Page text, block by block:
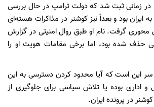
در زمانی ثبت شد که دولت ترامپ در حال بررسی
ایران بود و بعداً نیز کوشنر در مذاکرات هسته‌ای
گرفت. نام او طبق روال امنیتی در گزارش
حذف شده بود، اما برخی مقامات هویت او را
سر این است که آیا محدود کردن دسترسی به این
و اداری بوده یا تلاش سیاسی برای جلوگیری از
در پرونده ایران.